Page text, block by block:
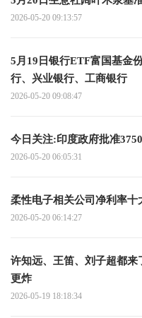
2026-05-20 09:13:57
5月19日银行ETF富国基金
行、兴业银行、工商银行
2026-05-20 09:08:47
今日关注:印度政府批准
2026-05-20 06:05:31
柔性电子相关公司净利率
2026-05-20 06:14:27
许知远、王笛、刘子超都来
更炸
2026-05-19 18:18:34